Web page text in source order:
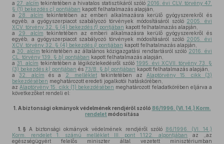
a 27. alcím tekintetében a hivatalos statisztikáról szóló 2016. évi CLV. törvény 47.
§ (1) bekezdés c) pontjában kapott felhatalmazás alapján,
a
28. alcím tekintetében az emberi alkalmazásra kerülő gyógyszerekről és
egyéb, a gyógyszerpiacot szabályozó törvények módosításáról szóló 2005. évi
XCV. törvény 32. § (4) bekezdés f) pontjában kapott felhatalmazás alapján,
a
29. alcím tekintetében az emberi alkalmazásra kerülő gyógyszerekről és
egyéb, a gyógyszerpiacot szabályozó törvények módosításáról szóló 2005. évi
XCV. törvény 32. § (4) bekezdés i) pontjában kapott felhatalmazás alapján,
a 30. alcím tekintetében az általános közigazgatási rendtartásról szóló 2016. évi
CL. törvény 139. § b) pontjában kapott felhatalmazás alapján,
a 31. alcím tekintetében a légiközlekedésről szóló 1995. évi XCVII. törvény 73. §
(3) bekezdés k) pontjában és 73/B. § b) pontjában kapott felhatalmazás alapján,
a32. alcím és a 2. melléklet tekintetében az Alaptörvény 15. cikk (3)
bekezdésében meghatározott eredeti jogalkotói hatáskörében,
az Alaptörvény 15. cikk (1) bekezdésében meghatározott feladatkörében eljárva a
következőket rendeli el:
1. A biztonsági okmányok védelmének rendjéről szóló 86/1996. (VI. 14.) Korm.
rendelet módosítása
1. § A biztonsági okmányok védelmének rendjéről szóló 86/1996. (VI. 14.)
Korm. rendelet 1. számú melléklet III. pont 1.122. alpontjában
az „az
egészségügyért felelős miniszter által vezetett minisztériumban